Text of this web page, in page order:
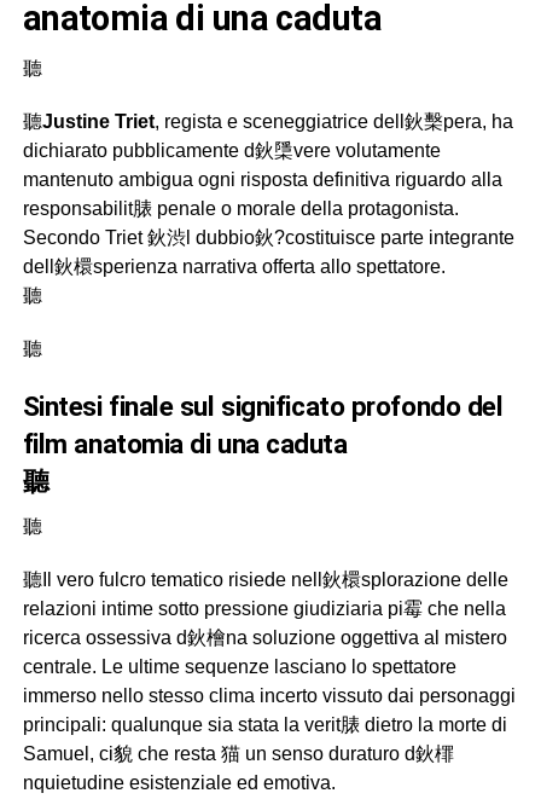
anatomia di una caduta
聽
聽Justine Triet, regista e sceneggiatrice dell鈥檕pera, ha
dichiarato pubblicamente d鈥檃vere volutamente
mantenuto ambigua ogni risposta definitiva riguardo alla
responsabilit脿 penale o morale della protagonista.
Secondo Triet 鈥渋l dubbio鈥?costituisce parte integrante
dell鈥檈sperienza narrativa offerta allo spettatore.
聽
聽
sintesi finale sul significato profondo del
film anatomia di una caduta
聽
聽
聽Il vero fulcro tematico risiede nell鈥檈splorazione delle
relazioni intime sotto pressione giudiziaria pi霉 che nella
ricerca ossessiva d鈥檜na soluzione oggettiva al mistero
centrale. Le ultime sequenze lasciano lo spettatore
immerso nello stesso clima incerto vissuto dai personaggi
principali: qualunque sia stata la verit脿 dietro la morte di
Samuel, ci貌 che resta 猫 un senso duraturo d鈥檌
nquietudine esistenziale ed emotiva.